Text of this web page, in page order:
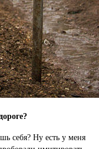
себя? Ну есть у меня